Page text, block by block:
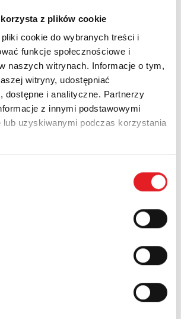
z plików cookie
cookie do wybranych treści i
funkcje społecznościowe i
naszych witrynach. Informacje o tym,
witryny, udostępniać
dostępne i analityczne. Partnerzy
z innymi podstawowymi
lub uzyskiwanymi podczas korzystania
o szczegóły oferty
*